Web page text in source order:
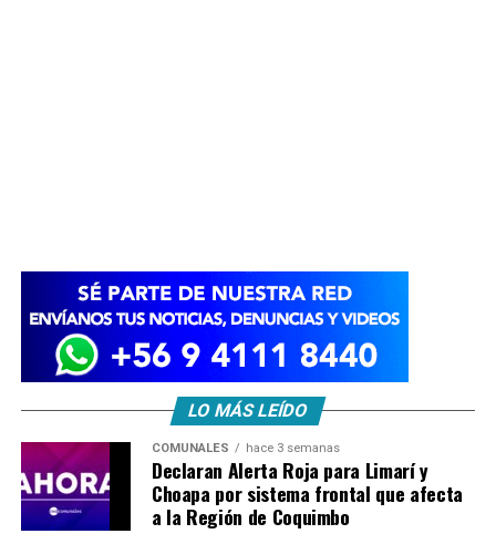
LO MÁS LEÍDO
COMUNALES hace 3 semanas
Declaran Alerta Roja para Limarí y
Choapa por sistema frontal que afecta
a la Región de Coquimbo